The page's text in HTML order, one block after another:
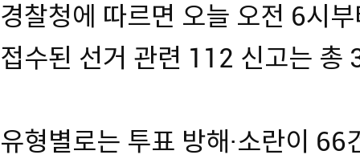
경찰청에 따르면 오늘 오전 6시
접수된 선거 관련 112 신고는 총
유형별로는 투표 방해·소란이